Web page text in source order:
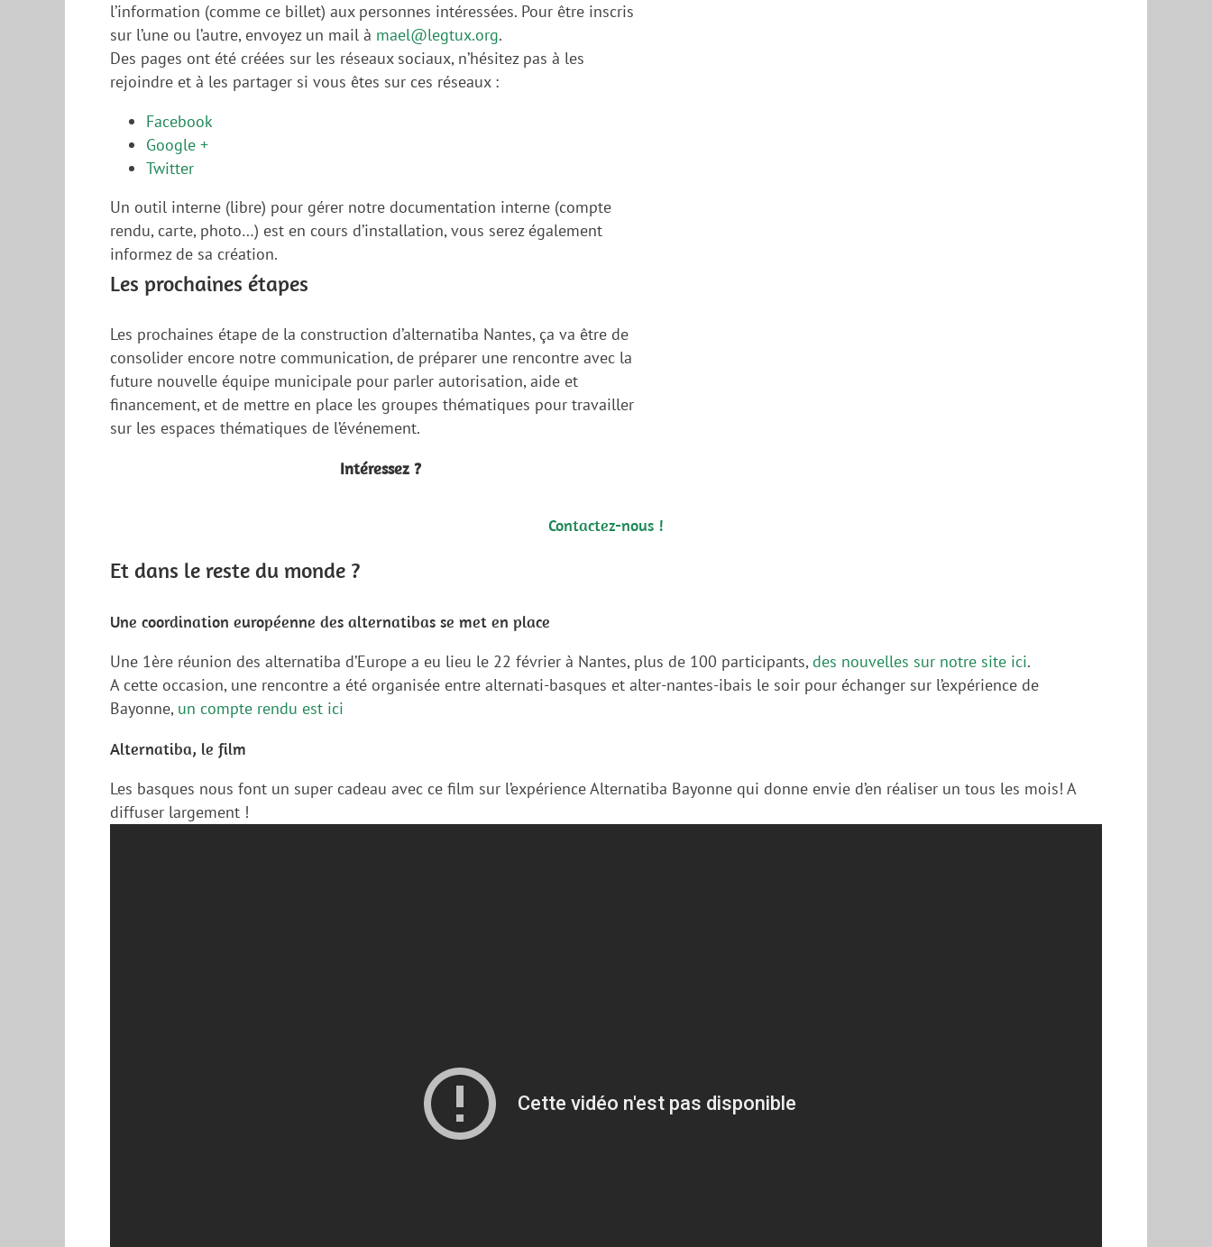
l’information (comme ce billet) aux personnes intéressées. Pour être inscris
sur l’une ou l’autre, envoyez un mail à mael@legtux.org.
Des pages ont été créées sur les réseaux sociaux, n’hésitez pas à les
rejoindre et à les partager si vous êtes sur ces réseaux :
Facebook
Google +
Twitter
Un outil interne (libre) pour gérer notre documentation interne (compte
rendu, carte, photo…) est en cours d’installation, vous serez également
informez de sa création.
Les prochaines étapes
Les prochaines étape de la construction d’alternatiba Nantes, ça va être de
consolider encore notre communication, de préparer une rencontre avec la
future nouvelle équipe municipale pour parler autorisation, aide et
financement, et de mettre en place les groupes thématiques pour travailler
sur les espaces thématiques de l’événement.
Intéressez ?
Contactez-nous !
Et dans le reste du monde ?
Une coordination européenne des alternatibas se met en place
Une 1ère réunion des alternatiba d’Europe a eu lieu le 22 février à Nantes, plus de 100 participants,des nouvelles sur notre site ici.
A cette occasion, une rencontre a été organisée entre alternati-basques et alter-nantes-ibais le soir pour échanger sur l’expérience de
Bayonne, un compte rendu est ici
Alternatiba, le film
Les basques nous font un super cadeau avec ce film sur l’expérience Alternatiba Bayonne qui donne envie d’en réaliser un tous les mois! A
diffuser largement !